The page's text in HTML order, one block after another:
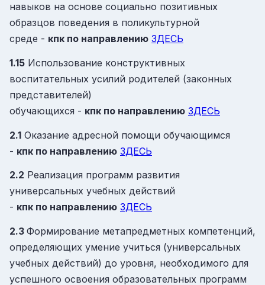
навыков на основе социально позитивных
образцов поведения в поликультурной
среде - кпк по направлению ЗДЕСЬ
1.15 Использование конструктивных
воспитательных усилий родителей (законных
представителей)
обучающихся - кпк по направлению ЗДЕСЬ
2.1 Оказание адресной помощи обучающимся
- кпк по направлению ЗДЕСЬ
2.2 Реализация программ развития
универсальных учебных действий
- кпк по направлению ЗДЕСЬ
2.3 Формирование метапредметных компетенций,
определяющих умение учиться (универсальных
учебных действий) до уровня, необходимого для
успешного освоения образовательных программ